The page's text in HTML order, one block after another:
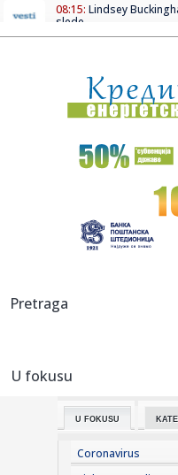
08:15: Lindsey
slede...
08:13:Nik Kejv održao
08:13:Španci krenuli po
teško...
Gužve na
08:11:Prilog ili glavno
g...
08:09:
08:08:
Danas sunčano
Pretraga
U fokusu
U FOKUSU
Coronavirus